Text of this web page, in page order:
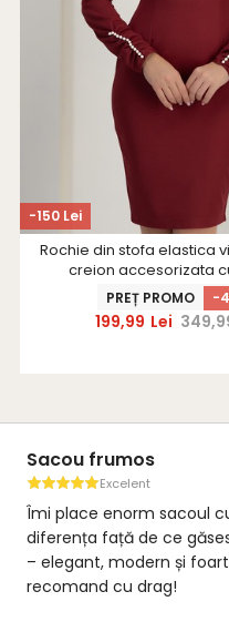
-150 Lei
Rochie din stofa elastica
creion accesorizata
StarShinerS
PREȚ PROMO -
199,99 Lei
Sacou frumos
Excelent
Îmi place enorm sacoul
diferența față de ce
– elegant, modern și
recomand cu drag!